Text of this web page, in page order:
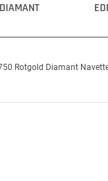
DIAMANT
Rotgold Diamant